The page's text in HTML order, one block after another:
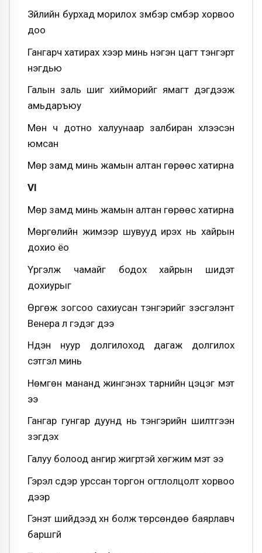
Зүйлийн бурхад морилох зүмбэр сүмбэр хорвоо
доо
Гангарч хатирах хээр минь нэгэн цагт тэнгэрт
нэгдьюү
Галын заль шиг хийморийг ямагт дэгдээж
амьдаръюу
Мөн ч дотно халуунаар залбиран хүлээсэн
юмсан
Мөр замд минь жамын алтан гөрөөс хатирна
VI
Мөр замд минь жамын алтан гөрөөс хатирна
Мөргөлийн жимээр шувууд ирэх нь хайрын
дохио ёо
Үргэлж чамайг бодох хайрын шидэт
дохиурыг
Өргөж зогсоо сахиусан тэнгэрийг үзэсгэлэнт
Венера л гэдэг дээ
Нүдэн нуур долгилоход дагаж долгилох
сэтгэл минь
Нөмгөн мананд жингэнэх тарнийн цэцэг мэт
ээ
Гангар гунгар дуунд нь тэнгэрийн шилтгээн
үзэгдэх
Галуу болоод ангир жигүүртэй хөгжим мэт ээ
Гэрэл сүүдэр урссан торгон огтлолцолт хорвоо
дээр
Гэнэт шийдээд хүн болж төрсөндөө баярлавч
баршгүй